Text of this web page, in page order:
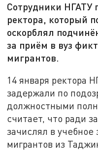
Сотрудники НГАТУ
ректора, который
оскорблял
за приём в вуз
мигрантов.
14 января ректора
задержали по
должностными
считает, что ради
зачислял в
мигрантов из